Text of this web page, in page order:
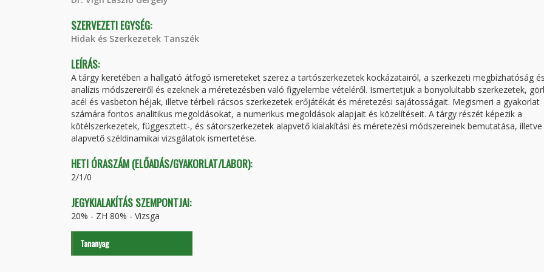
SZERVEZETI EGYSÉG:
Hidak és Szerkezetek Tanszék
LEÍRÁS:
A tárgy keretében a hallgató átfogó ismereteket szerez a tartószerkezetek kockázatairól, a szerkezeti megbízhatóság és
analízis módszereiről és ezeknek a méretezésben való figyelembe vételéről. Ismertetjük a bonyolultabb szerkezetek,
acél és vasbeton héjak, illetve térbeli rácsos szerkezetek erőjátékát és méretezési sajátosságait. Megismeri a gyakorlat
számára fontos analitikus megoldásokat, a numerikus megoldások alapjait és közelítéseit. A tárgy részét képezik a
kötélszerkezetek, függesztett-, és sátorszerkezetek alapvető kialakítási és méretezési módszereinek bemutatása, illetve
alapvető széldinamikai vizsgálatok ismertetése.
HETI ÓRASZÁM (ELŐADÁS/GYAKORLAT/LABOR):
2/1/0
JEGYKIALAKÍTÁS SZEMPONTJAI:
20% - ZH 80% - Vizsga
Tananyag